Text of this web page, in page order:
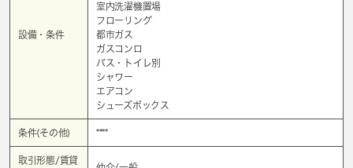
設備・条件
室内洗濯機置場
フローリング
都市ガス
ガスコンロ
バス・トイレ別
シャワー
エアコン
シューズボックス
条件(その他) ****
取引形態/賃貸